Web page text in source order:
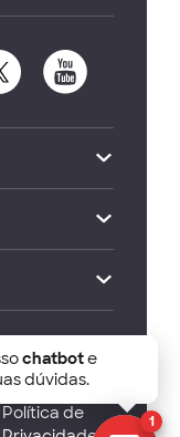
Economics
Política de
1
chatbote
dúvidas.